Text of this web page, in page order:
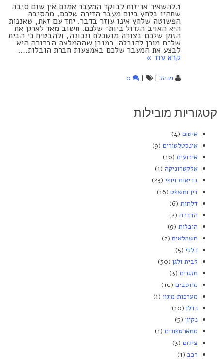
1.להשאיר אריזות לבוקר המעבר אמנם אין שום סיבה
שתהיו בלחץ ביום מעבר הדירה שלכם, מהסיבה
הפשוטה שלחץ אינו עוזר בדבר. יחד עם זאת, שאננות
היא האויב הגדול ביותר שלכם. חשוב מאד לארגן את
הזמן שלכם בצורה מושכלת ונכונה, ולהבטיח כי הבית
שלכם מוכן להובלה. כמובן שההמלצה הברורה היא
לבצע את המעבר שלכם באמצעות חברת הובלות….
קרא עוד »
מנהל|
|
0
מובילות
איטום(4)
אינסטלטורים(9)
אירועים(10)
אלקטרוניקה(1)
בריאות ויופי(23)
דין ומשפט(16)
דלתות(6)
הדברה(2)
הובלות(9)
חשמלאים(2)
כללי(5)
לבית ולגן(30)
מזגנים(3)
מחשבים(10)
מערכות מיגון(1)
נדלן(10)
נקיון(5)
סמארטפונים(1)
צילום(3)
רכב(1)